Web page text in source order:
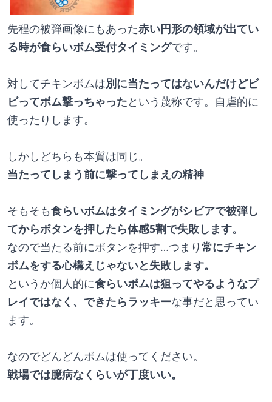
先程の被弾画像にもあった赤い円形の領域が出てい
る時が食らいボム受付タイミングです。
対してチキンボムは別に当たってはないんだけどビ
ビってボム撃っちゃったという蔑称です。自虐的に
使ったりします。
しかしどちらも本質は同じ。
当たってしまう前に撃ってしまえの精神
そもそも食らいボムはタイミングがシビアで被弾し
てからボタンを押したら体感5割で失敗します。
なので当たる前にボタンを押す…つまり常にチキン
ボムをする心構えじゃないと失敗します。
というか個人的に食らいボムは狙ってやるようなプ
レイではなく、できたらラッキーな事だと思ってい
ます。
なのでどんどんボムは使ってください。
戦場では臆病なくらいが丁度いい。